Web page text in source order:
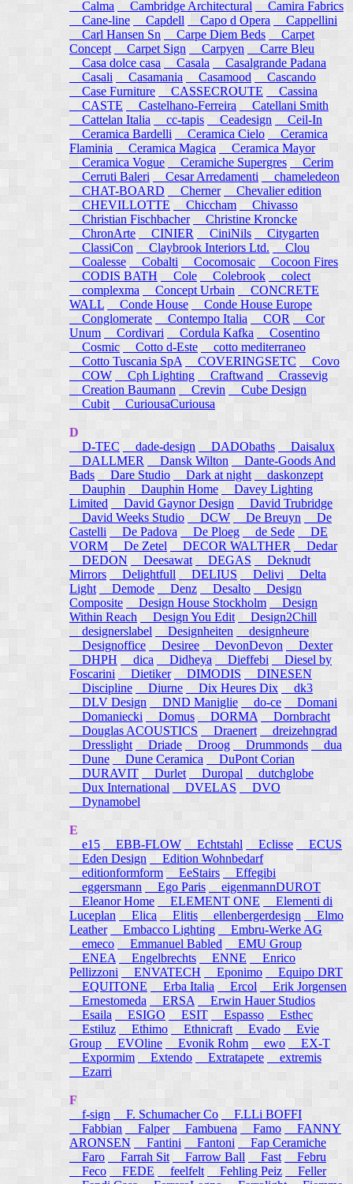
Calma
Cambridge Architectural
Camira Fabrics
Cane-line
Capdell Capo d Opera
Cappellini
Carl Hansen Sn
Carpe Diem Beds
Carpet
Concept
Carpet Sign Carpyen
Carre Bleu
Casa dolce casa
Casala
Casalgrande Padana
Casali
Casamania Casamood
Cascando
Case Furniture
CASSECROUTE
Cassina
CASTE
Castelhano-Ferreira
Catellani Smith
Cattelan Italia
cc-tapis Ceadesign
Ceil-In
Ceramica Bardelli
Ceramica Cielo
Ceramica
Flaminia
Ceramica Magica
Ceramica Mayor
Ceramica Vogue
Ceramiche Supergres Cerim
Cerruti Baleri
Cesar Arredamenti
chameledeon
CHAT-BOARD
Cherner
Chevalier edition
CHEVILLOTTE
Chiccham
Chivasso
Christian Fischbacher
Christine Kroncke
ChronArte
CINIER CiniNils
Citygarten
ClassiCon
Claybrook Interiors Ltd.
Clou
Coalesse
Cobalti Cocomosaic
Cocoon Fires
CODIS BATH
Cole Colebrook
colect
complexma
Concept Urbain
CONCRETE
WALL
Conde House
Conde House Europe
Conglomerate
Contempo Italia COR
Cor
Unum
Cordivari Cordula Kafka
Cosentino
Cosmic
Cotto d-Este
cotto mediterraneo
Cotto Tuscania SpA
COVERINGSETC
Covo
COW
Cph Lighting Craftwand
Crassevig
Creation Baumann
Crevin
Cube Design
Cubit
CuriousaCuriousa
D
D-TEC
dade-design DADObaths
Daisalux
DALLMER
Dansk Wilton
Dante-Goods And
Bads
Dare Studio Dark at night
daskonzept
Dauphin
Dauphin Home
Davey Lighting
Limited
David Gaynor Design
David Trubridge
David Weeks Studio
DCW De Breuyn
De
Castelli
De Padova De Ploeg de Sede
DE
VORM
De Zetel DECOR WALTHER
Dedar
DEDON
Deesawat DEGAS
Deknudt
Mirrors
Delightfull DELIUS Delivi
Delta
Light
Demode Denz Desalto
Design
Composite
Design House Stockholm
Design
Within Reach
Design You Edit
Design2Chill
designerslabel
Designheiten
designheure
Designoffice
Desiree DevonDevon
Dexter
DHPH
dica Didheya Dieffebi
Diesel by
Foscarini
Dietiker DIMODIS
DINESEN
Discipline
Diurne Dix Heures Dix
dk3
DLV Design
DND Maniglie do-ce
Domani
Domaniecki
Domus DORMA
Dornbracht
Douglas ACOUSTICS
Draenert
dreizehngrad
Dresslight Driade Droog Drummonds
dua
Dune
Dune Ceramica
DuPont Corian
DURAVIT
Durlet Duropal
dutchglobe
Dux International
DVELAS
DVO
Dynamobel
E
e15 EBB-FLOW Echtstahl Eclisse
ECUS
Eden Design
Edition Wohnbedarf
editionformform
EeStairs
Effegibi
eggersmann
Ego Paris
eigenmannDUROT
Eleanor Home
ELEMENT ONE
Elementi di
Luceplan
Elica Elitis ellenbergerdesign
Elmo
Leather
Embacco Lighting
Embru-Werke AG
emeco
Emmanuel Babled
EMU Group
ENEA
Engelbrechts ENNE
Enrico
Pellizzoni ENVATECH Eponimo
Equipo DRT
EQUITONE
Erba Italia Ercol
Erik Jorgensen
Ernestomeda
ERSA
Erwin Hauer Studios
Esaila
ESIGO ESIT Espasso
Esthec
Estiluz
Ethimo Ethnicraft Evado
Evie
Group
EVOline Evonik Rohm ewo
EX-T
Expormim
Extendo Extratapete
extremis
Ezarri
F
f-sign
F. Schumacher Co
F.LLi BOFFI
Fabbian
Falper Fambuena Famo
FANNY
ARONSEN
Fantini Fantoni
Fap Ceramiche
Faro
Farrah Sit Farrow Ball Fast
Febru
Feco
FEDE feelfelt Fehling Peiz
Feller